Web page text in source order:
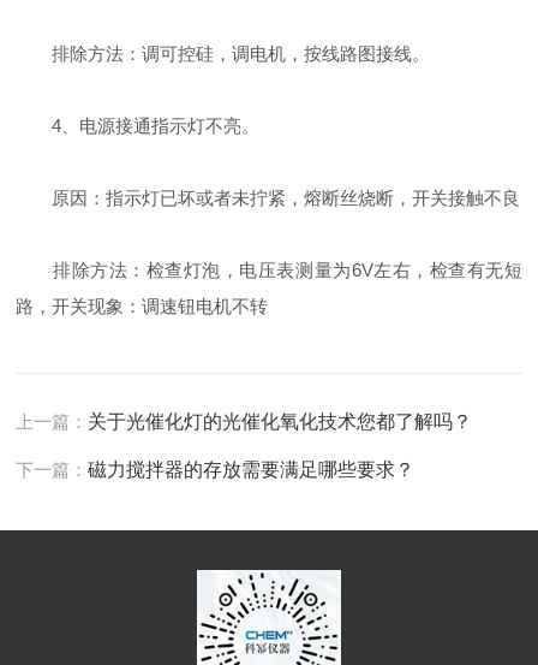
排除方法：调可控硅，调电机，按线路图接线。
4、电源接通指示灯不亮。
原因：指示灯已坏或者未拧紧，熔断丝烧断，开关接触不良
排除方法：检查灯泡，电压表测量为6V左右，检查有无短
路，开关现象：调速钮电机不转
上一篇： 关于光催化灯的光催化氧化技术您都了解吗？
下一篇：磁力搅拌器的存放需要满足哪些要求？